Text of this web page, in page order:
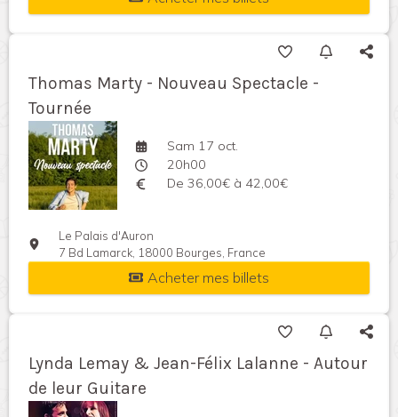
Thomas Marty - Nouveau Spectacle -
Tournée
Sam 17 oct.
20h00
De 36,00€ à 42,00€
Le Palais d'Auron
7 Bd Lamarck, 18000 Bourges, France
Acheter mes billets
Lynda Lemay & Jean-Félix Lalanne - Autour
de leur Guitare